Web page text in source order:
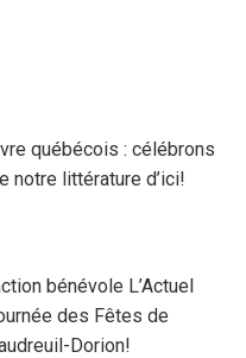
québécois : célébrons
notre littérature d’ici!
bénévole L’Actuel
des Fêtes de
Dorion!